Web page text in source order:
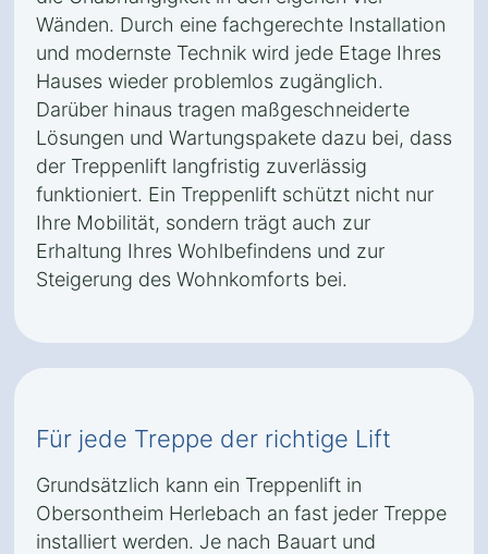
Wänden. Durch eine fachgerechte Installation
und modernste Technik wird jede Etage Ihres
Hauses wieder problemlos zugänglich.
Darüber hinaus tragen maßgeschneiderte
Lösungen und Wartungspakete dazu bei, dass
der Treppenlift langfristig zuverlässig
funktioniert. Ein Treppenlift schützt nicht nur
Ihre Mobilität, sondern trägt auch zur
Erhaltung Ihres Wohlbefindens und zur
Steigerung des Wohnkomforts bei.
Für jede Treppe der richtige Lift
Grundsätzlich kann ein Treppenlift in
Obersontheim Herlebach an fast jeder Treppe
installiert werden. Je nach Bauart und